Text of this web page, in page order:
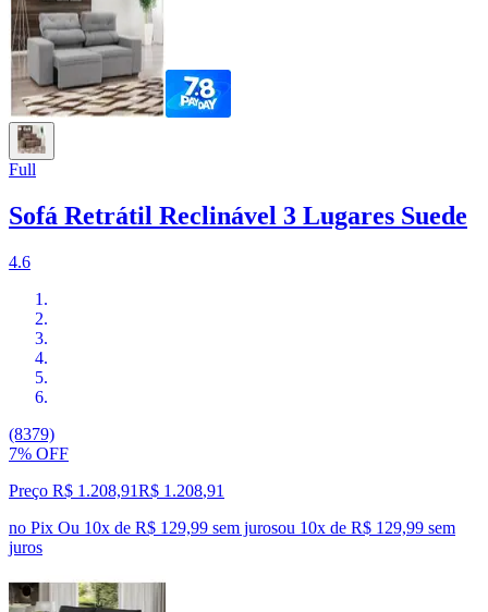
Full
Sofá Retrátil Reclinável 3 Lugares Suede
4.6
(8379)
7% OFF
Preço R$ 1.208,91R$ 1.208,91
no Pix Ou 10x de R$ 129,99 sem jurosou 10x de R$ 129,99 sem
juros